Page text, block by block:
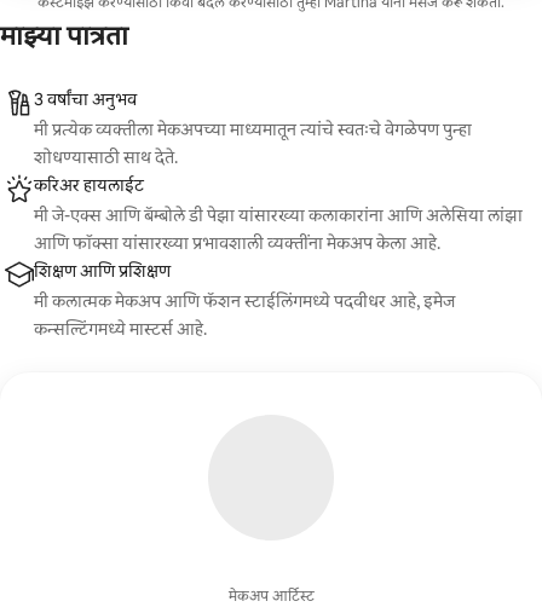
माझ्या पात्रता
मेकअप आर्टिस्ट
3 वर्षांचा अनुभव
मी प्रत्येक व्यक्तीला मेकअपच्या माध्यमातून त्यांचे स्वतःचे वेगळेपण पुन्हा
शोधण्यासाठी साथ देते.
करिअर हायलाईट
मी जे-एक्स आणि बॅम्बोले डी पेझा यांसारख्या कलाकारांना आणि अलेसिया लांझा
आणि फॉक्सा यांसारख्या प्रभावशाली व्यक्तींना मेकअप केला आहे.
शिक्षण आणि प्रशिक्षण
मी कलात्मक मेकअप आणि फॅशन स्टाईलिंगमध्ये पदवीधर आहे, इमेज
कन्सल्टिंगमध्ये मास्टर्स आहे.